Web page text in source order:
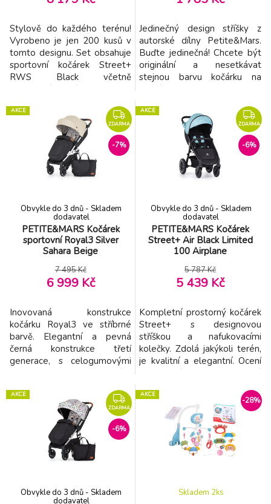
Stylově do každého terénu!
Vyrobeno je jen 200 kusů v
tomto designu. Set obsahuje
sportovní kočárek Street+
RWS Black včetně
kočárek Street+ RWS je
elegantní, snadno
ovladatelný a celogumová
kolečka mají výborné jízdní
vlastnosti. Kočárek si určitě
oblíbíte vy i vaše děťátko již
Jedinečný design stříšky z
autorské dílny Petite&Mars.
Buďte jedinečná! Chcete být
originální a nesetkávat
stejnou barvu kočárku na
Limited 100 s nádhernými
vzory, které se vyrábějí jen v
omezeném množství 100
kusů z každého designu.
Staňte se hvězdou ulic i Vy!
Unikátní možnost dát k
AKCE
ZDARMA
-7%
PETITE&MARS Kočárek
sportovní Royal3 Silver
Sahara Beige
Obvykle do 3 dnů - Skladem
dodavatel
7 495 Kč
6 999 Kč
Inovovaná konstrukce
kočárku Royal3 ve stříbrné
barvě. Elegantní a pevná
černá konstrukce třetí
generace, s celogumovými
Výborné jízdní vlastnosti,
promyšlené detaily a
nadčasový elegantní design
jsou určující vlastnosti kočárku
Royal3. Třetí generace
oblíbeného modelu přináší
AKCE
ZDARMA
-6%
PETITE&MARS Kočárek
Street+ Air Black Limited
100 Airplane
Obvykle do 3 dnů - Skladem
dodavatel
5 787 Kč
5 439 Kč
Kompletní prostorný kočárek
Street+ s designovou
stříškou a nafukovacími
kolečky. Zdolá jakýkoli terén,
je kvalitní a elegantní. Ocení
kočárkovat. Také ho ocení
Vaše dítě, které se v něm
bude cítit komfortně za
každého počasí a jistě si ho
oblíbí už během první jízdy.
Street+ Air Black zajišťu
AKCE
ZDARMA
-6%
Obvykle do 3 dnů - Skladem
dodavatel
AKCE
-28%
Skladem 2ks